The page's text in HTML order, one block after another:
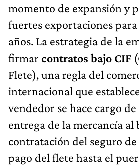
momento de expansión y
fuertes exportaciones
años. La estrategia de la
firmar contratos bajo CIF
Flete), una regla del
internacional que
vendedor se hace cargo de
entrega de la mercancía al
contratación del seguro
pago del flete hasta el